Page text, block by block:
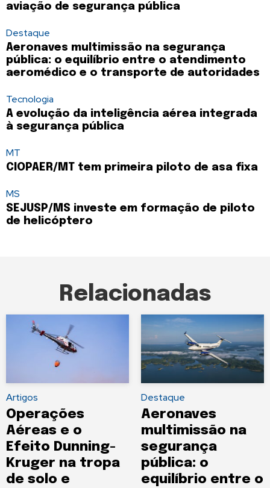
aviação de segurança pública
Destaque
Aeronaves multimissão na segurança
pública: o equilíbrio entre o atendimento
aeromédico e o transporte de autoridades
Tecnologia
A evolução da inteligência aérea integrada
à segurança pública
MT
CIOPAER/MT tem primeira piloto de asa fixa
MS
SEJUSP/MS investe em formação de piloto
de helicóptero
Relacionadas
Artigos
Operações
Aéreas e o
Efeito Dunning-
Kruger na tropa
de solo e
Destaque
Aeronaves
multimissão na
segurança
pública: o
equilíbrio entre o